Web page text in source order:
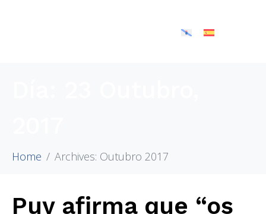
Home Archives: Outubro 2017
Puy afirma que “os